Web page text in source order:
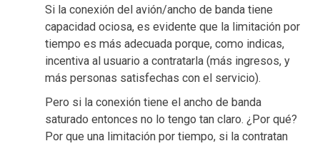
Si la conexión del avión/ancho de banda tiene
capacidad ociosa, es evidente que la limitación por
tiempo es más adecuada porque, como indicas,
incentiva al usuario a contratarla (más ingresos, y
más personas satisfechas con el servicio).
Pero si la conexión tiene el ancho de banda
saturado entonces no lo tengo tan claro. ¿Por qué?
Por que una limitación por tiempo, si la contratan